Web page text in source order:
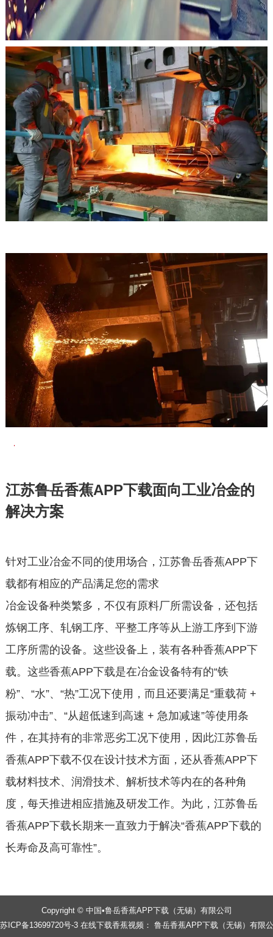
江苏鲁岳香蕉APP下载面向工业冶金的
解决方案
针对工业冶金不同的使用场合，江苏鲁岳香蕉APP下
载都有相应的产品满足您的需求
冶金设备种类繁多，不仅有原料厂所需设备，还包括
炼钢工序、轧钢工序、平整工序等从上游工序到下游
工序所需的设备。这些设备上，装有各种香蕉APP下
载。这些香蕉APP下载是在冶金设备特有的“铁
粉”、“水”、“热”工况下使用，而且还要满足“重载荷 +
振动冲击”、“从超低速到高速 + 急加减速”等使用条
件，在其持有的非常恶劣工况下使用，因此江苏鲁岳
香蕉APP下载不仅在设计技术方面，还从香蕉APP下
载材料技术、润滑技术、解析技术等内在的各种角
度，每天推进相应措施及研发工作。为此，江苏鲁岳
香蕉APP下载长期来一直致力于解决“香蕉APP下载的
长寿命及高可靠性”。
Copyright © 中国•鲁岳香蕉APP下载（无锡）有限公司
苏ICP备13699720号-3 在线下载香蕉视频： 鲁岳香蕉APP下载（无锡）有限